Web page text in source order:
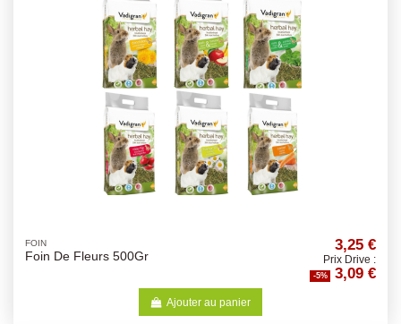
FOIN
Foin De Fleurs 500Gr
3,25 €
Prix Drive :
-5% 3,09 €
Ajouter au panier